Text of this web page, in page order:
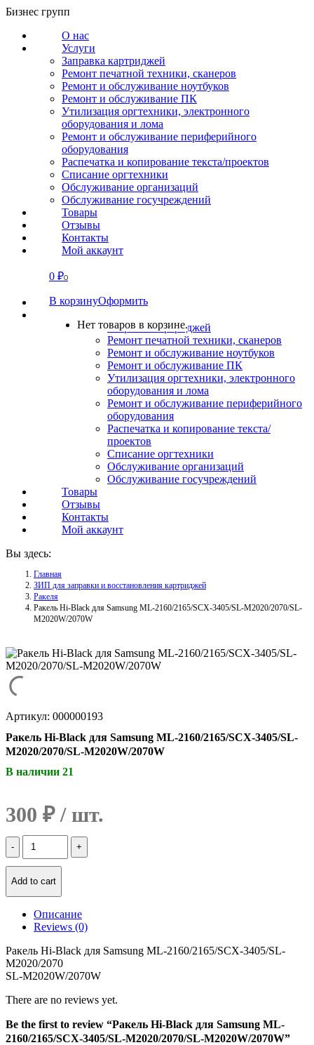
Перейти
содержанию
Бизнес групп
О нас
Услуги
Заправка картриджей
Ремонт печатной техники, сканеров
Ремонт и обслуживание ноутбуков
Ремонт и обслуживание ПК
Утилизация оргтехники, электронного
оборудования и лома
Ремонт и обслуживание периферийного
оборудования
Распечатка и копирование текста/проектов
Списание оргтехники
Обслуживание организаций
Обслуживание госучреждений
Товары
Отзывы
Контакты
Мой аккаунт
0 ₽0
В корзинуОформить
Нет товаров в корзине.
СВЯЗАТЬСЯ
О нас
Заправка картриджей
Ремонт печатной техники, сканеров
Ремонт и обслуживание ноутбуков
Ремонт и обслуживание ПК
Утилизация оргтехники, электронного
оборудования и лома
Ремонт и обслуживание периферийного
оборудования
Распечатка и копирование текста/
проектов
Списание оргтехники
Обслуживание организаций
Обслуживание госучреждений
Товары
Отзывы
Контакты
Мой аккаунт
Вы здесь:
Главная
ЗИП для заправки и восстановления картриджей
Ракеля
Ракель Hi-Black для Samsung ML-2160/2165/SCX-3405/SL-M2020/2070/SL-
M2020W/2070W
Артикул: 000000193
Ракель Hi-Black для Samsung ML-2160/2165/SCX-3405/SL-
M2020/2070/SL-M2020W/2070W
В наличии 21
300 ₽
Количество
Ракель
Hi-
Black
ML-
2160/2165/SCX-
M2020/2070/SL-
M2020W/2070W
Add to cart
Описание
Reviews (0)
Ракель Hi-Black для Samsung ML-2160/2165/SCX-3405/SL-
M2020/2070
SL-M2020W/2070W
There are no reviews yet.
Be the first to review “Ракель Hi-Black для Samsung ML-
2160/2165/SCX-3405/SL-M2020/2070/SL-M2020W/2070W”